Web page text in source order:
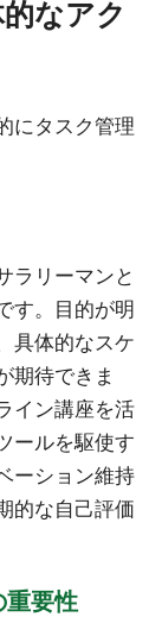
なアク
にタスク管理
ラリーマンと
す。目的が明
具体的なスケ
期待できま
イン講座を活
ールを駆使す
ーション維持
的な自己評価
重要性